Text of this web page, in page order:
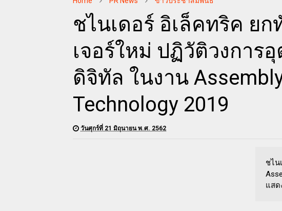
ชไนเดอร์ อิเล็คทริค ย
เจอร์ใหม่ ปฏิวัติวงการ
ดิจิทัล ในงาน
Technology 2019
วันศุกร์ที่ 21 มิถุนายน พ.ศ. 2562
ชไน
แสด